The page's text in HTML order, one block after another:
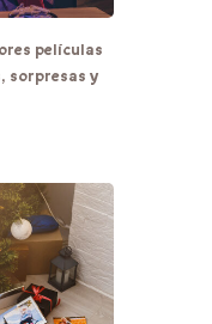
películas
sorpresas y